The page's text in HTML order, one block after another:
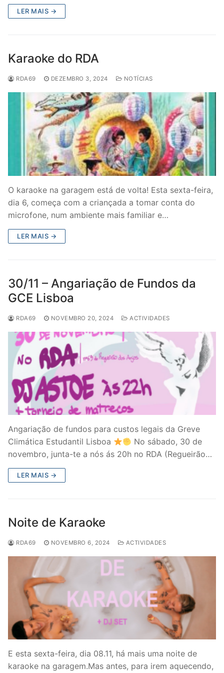
LER MAIS →
Karaoke do RDA
RDA69 DEZEMBRO 3, 2024 NOTÍCIAS
O karaoke na garagem está de volta! Esta sexta-feira,
dia 6, começa com a criançada a tomar conta do
microfone, num ambiente mais familiar e…
LER MAIS →
30/11 – Angariação de Fundos da
GCE Lisboa
RDA69 NOVEMBRO 20, 2024 ACTIVIDADES
Angariação de fundos para custos legais da Greve
Climática Estudantil Lisboa
No sábado, 30 de
novembro, junta-te a nós ás 20h no RDA (Regueirão…
LER MAIS →
Noite de Karaoke
RDA69 NOVEMBRO 6, 2024 ACTIVIDADES
E esta sexta-feira, dia 08.11, há mais uma noite de
karaoke na garagem.Mas antes, para irem aquecendo,